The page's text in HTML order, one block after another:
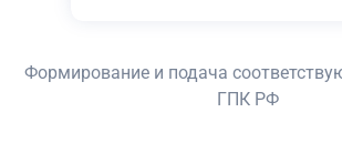
Формирование и подача
ГПК РФ